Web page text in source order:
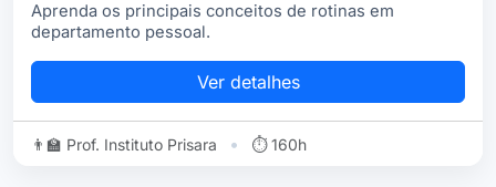
Aprenda os principais conceitos de rotinas em
departamento pessoal.
Ver detalhes
👨‍🏫 Prof. Instituto Prisara • ⏱ 160h